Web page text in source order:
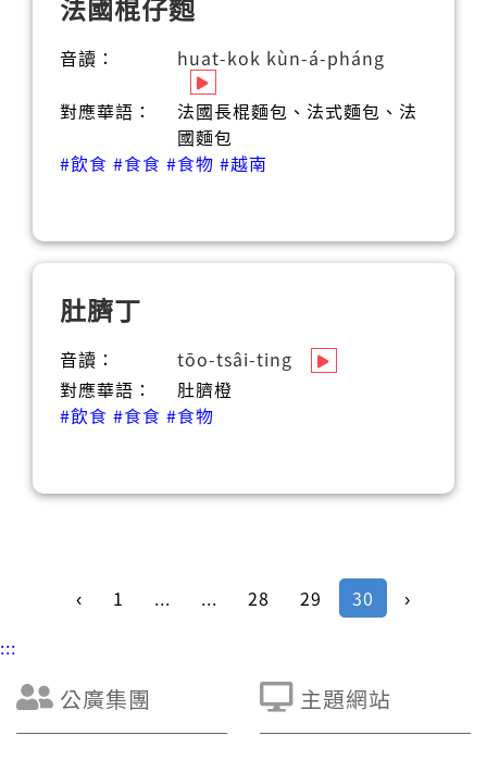
法國棍仔麭
音讀： huat-kok kùn-á-pháng
對應華語：
法國長棍麵包、法式麵包、法
國麵包
#飲食 #食食 #食物 #越南
肚臍丁
音讀：
tōo-tsâi-ting
對應華語：
肚臍橙
#飲食 #食食 #食物
‹ 1 ... ... 28 29 30
›
:::
公廣集團 主題網站